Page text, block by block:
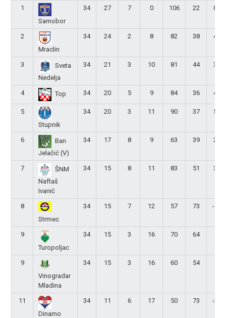
1
Samobor
34 27 7 0 106 22 84
2
Mraclin
34 24 2 8 82 38 44
3
Sveta
Nedelja
34 21 3 10 81 44 37
4 Top 34 20 5 9 84 36 48
5
Stupnik
34 20 3 11 90 37 53
6
Ban
Jelačić (V)
34 17 8 9 63 39 24
7
ŠNM
Naftaš
Ivanić
34 15 8 11 83 51 32
8
Strmec
34 15 7 12 57 73 -16
9
Turopoljac
34 15 3 16 70 64
9
Vinogradar
Mladina
34 15 3 16 60 54
11
Dinamo
34 11 6 17 50 73 -23